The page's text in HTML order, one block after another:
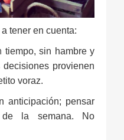
tener en cuenta:
tiempo, sin hambre y
provienen
voraz.
anticipación; pensar
la semana. No